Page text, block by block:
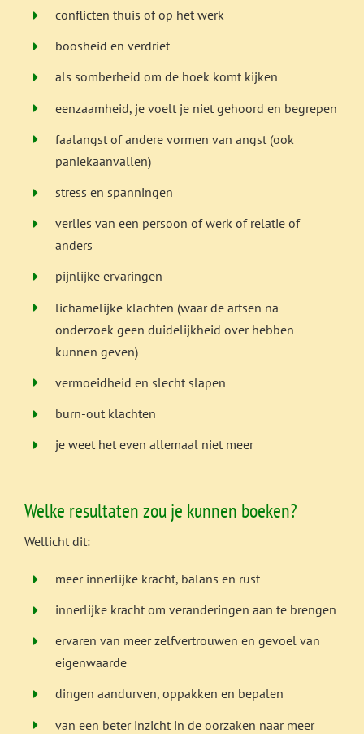
conflicten thuis of op het werk
boosheid en verdriet
als somberheid om de hoek komt kijken
eenzaamheid, je voelt je niet gehoord en begrepen
faalangst of andere vormen van angst (ook
paniekaanvallen)
stress en spanningen
verlies van een persoon of werk of relatie of
anders
pijnlijke ervaringen
lichamelijke klachten (waar de artsen na
onderzoek geen duidelijkheid over hebben
kunnen geven)
vermoeidheid en slecht slapen
burn-out klachten
je weet het even allemaal niet meer
Welke resultaten zou je kunnen boeken?
Wellicht dit:
meer innerlijke kracht, balans en rust
innerlijke kracht om veranderingen aan te brengen
ervaren van meer zelfvertrouwen en gevoel van
eigenwaarde
dingen aandurven, oppakken en bepalen
van een beter inzicht in de oorzaken naar meer